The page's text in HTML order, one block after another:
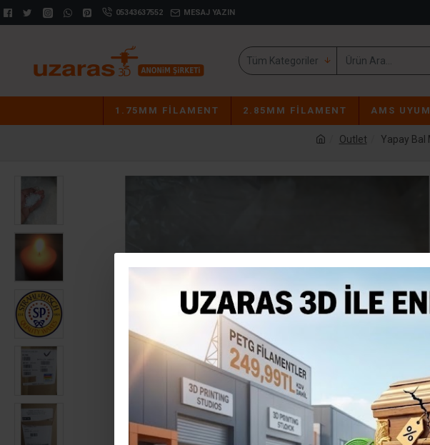
05343637552 MESAJ YAZIN
Tüm Kategoriler
1.75MM FILAMENT 2.85MM FILAMENT AMS
Outlet Yapay Bal